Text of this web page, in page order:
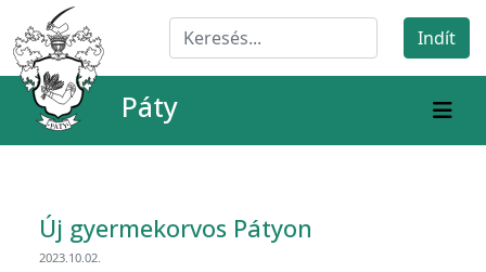
Páty
Új gyermekorvos Pátyon
2023.10.02.